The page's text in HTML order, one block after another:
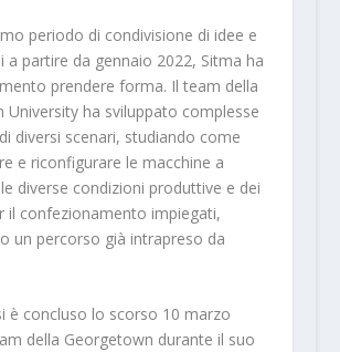
periodo di condivisione di idee e
a partire da gennaio 2022, Sitma ha
prendere forma. Il team della
University ha sviluppato complesse
diversi scenari, studiando come
e riconfigurare le macchine a
diverse condizioni produttive e dei
il confezionamento impiegati,
un percorso già intrapreso da
è concluso lo scorso 10 marzo
della Georgetown durante il suo